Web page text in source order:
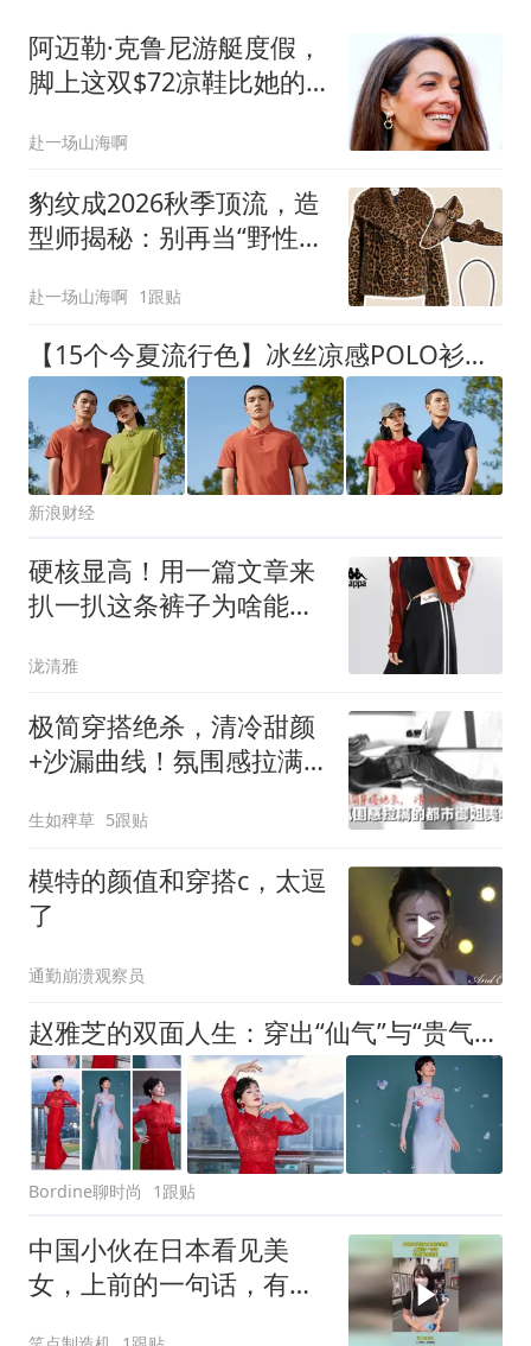
阿迈勒·克鲁尼游艇度假，
脚上这双$72凉鞋比她的
赴一场山海啊
豹纹成2026秋季顶流，造
型师揭秘：别再当“野性单
赴一场山海啊 1跟贴
【15个今夏流行色】冰丝凉感POLO衫，重坠感+宽松版型，盘活你的80%衣橱
新浪财经
硬核显高！用一篇文章来
扒一扒这条裤子为啥能被
泷清雅
极简穿搭绝杀，清冷甜颜
+沙漏曲线！氛围感拉满
生如稗草 5跟贴
模特的颜值和穿搭c，太逗
了
通勤崩溃观察员
赵雅芝的双面人生：穿出“仙气”与“贵气”的秘诀，全藏在这两套穿搭里！
Bordine聊时尚 1跟贴
中国小伙在日本看见美
女，上前的一句话，有点